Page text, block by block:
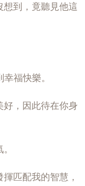
到，竟聽見他這
福快樂。
好，因此待在你身
匹配我的智慧，